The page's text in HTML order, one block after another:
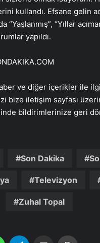
kullandı. Efsane gelin
“Yıllar
yapıldı.
ve diğer içerikler ile
bize iletişim sayfası
bildirimlerinize geri
Son Dakika
Televizyon
Zuhal Topal
WhatsApp Email'den paylaş